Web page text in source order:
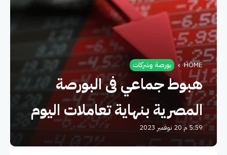
HOME بورصة وشركات
هبوط جماعي فى البورصة
المصرية بنهاية تعاملات اليوم
5:59 م 20 نوفمبر 2023